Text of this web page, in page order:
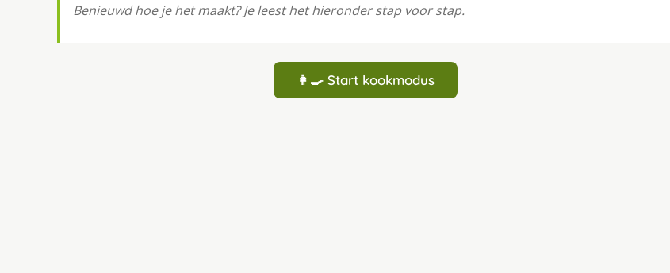
Benieuwd hoe je het maakt? Je leest het hieronder stap voor stap.
👩‍🍳 Start kookmodus